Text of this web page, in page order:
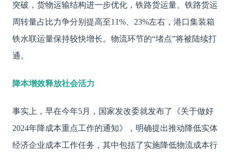
突破，货物运输结构进一步优化，铁路货运量、铁路货运
周转量占比力争分别提高至11%、23%左右，港口集装箱
铁水联运量保持较快增长。物流环节的“堵点”将被陆续打
通。
降本增效释放社会活力
事实上，早在今年5月，国家发改委就发布了《关于做好
2024年降成本重点工作的通知》，明确提出推动降低实体
经济企业成本工作任务，其中包括了实施降低物流成本行